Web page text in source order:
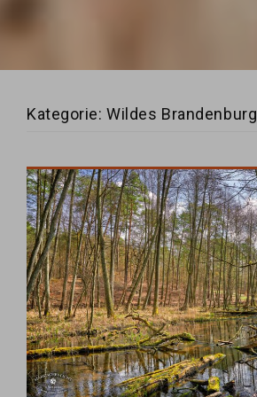
Kategorie:Wildes Brandenburg